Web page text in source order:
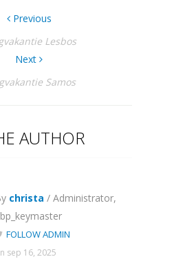
Previous
Lesbos
Next
Samos
AUTHOR
christa / Administrator,
FOLLOW ADMIN
sep 16, 2025